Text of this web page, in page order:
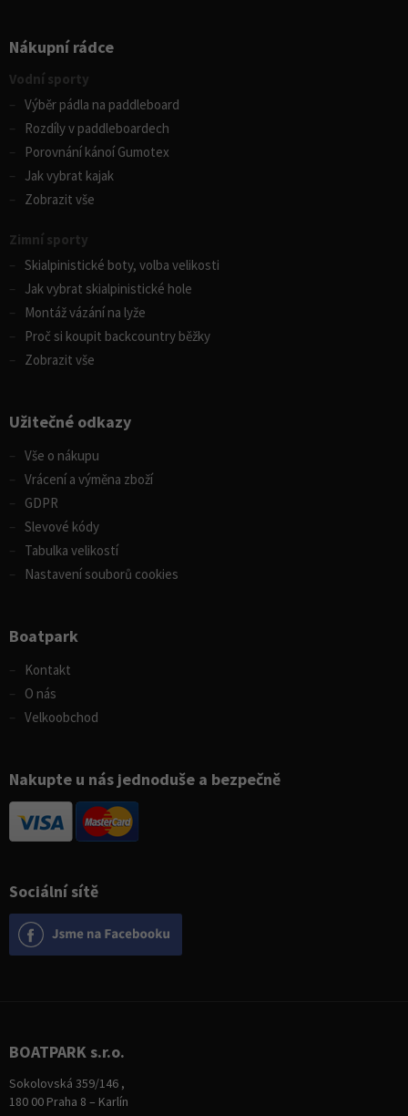
Sociální sítě
Nákupní rádce
Vodní sporty
Výběr pádla na paddleboard
Rozdíly v paddleboardech
Porovnání kánoí Gumotex
Jak vybrat kajak
Zobrazit vše
Zimní sporty
Skialpinistické boty, volba velikosti
Jak vybrat skialpinistické hole
Montáž vázání na lyže
Proč si koupit backcountry běžky
Zobrazit vše
Užitečné odkazy
Vše o nákupu
Vrácení a výměna zboží
GDPR
Slevové kódy
Tabulka velikostí
Nastavení souborů cookies
Boatpark
Kontakt
O nás
Velkoobchod
Nakupte u nás jednoduše a bezpečně
BOATPARK s.r.o.
Sokolovská 359/146 ,
180 00 Praha 8 – Karlín